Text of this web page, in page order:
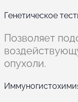
Генетическое
Позволяет
опухоли.